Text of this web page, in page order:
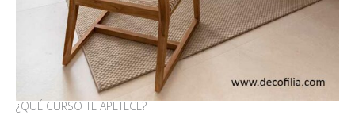
¿QUÉ CURSO TE APETECE?